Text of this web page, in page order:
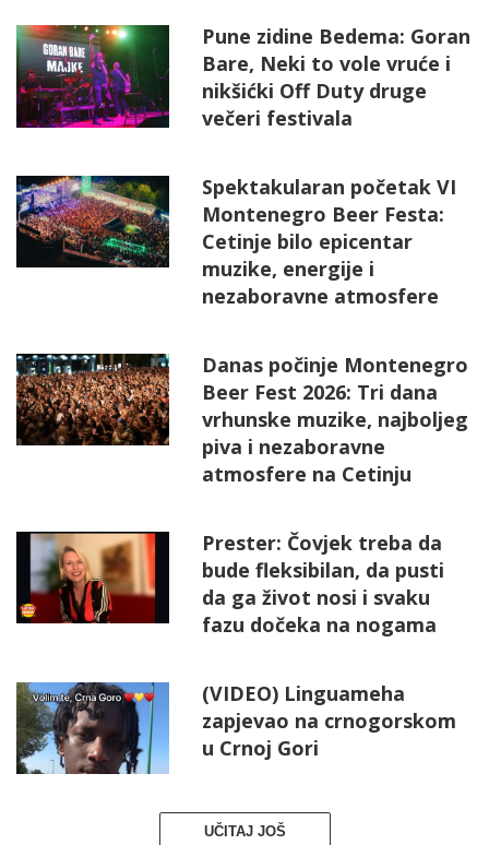
Pune zidine Bedema: Goran
Bare, Neki to vole vruće i
nikšićki Off Duty druge
večeri festivala
Spektakularan početak VI
Montenegro Beer Festa:
Cetinje bilo epicentar
muzike, energije i
nezaboravne atmosfere
Danas počinje Montenegro
Beer Fest 2026: Tri dana
vrhunske muzike, najboljeg
piva i nezaboravne
atmosfere na Cetinju
Prester: Čovjek treba da
bude fleksibilan, da pusti
da ga život nosi i svaku
fazu dočeka na nogama
(VIDEO) Linguameha
zapjevao na crnogorskom
u Crnoj Gori
UČITAJ JOŠ